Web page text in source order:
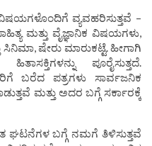
ವ್ಯವಹರಿಸುತ್ತವೆ –
ಮತ್ತು ವೈಜ್ಞಾನಿಕ ವಿಷಯಗಳು,
ಸಿನಿಮಾ, ಷೇರು ಮಾರುಕಟ್ಟೆ. ಹೀಗಾಗಿ
ಪೂರೈಸುತ್ತದೆ.
ಬರೆದ ಪತ್ರಗಳು ಸಾರ್ವಜನಿಕ
ಮತ್ತು ಅದರ ಬಗ್ಗೆ ಸರ್ಕಾರಕ್ಕೆ
ಘಟನೆಗಳ ಬಗ್ಗೆ ನಮಗೆ ತಿಳಿಸುತ್ತವೆ